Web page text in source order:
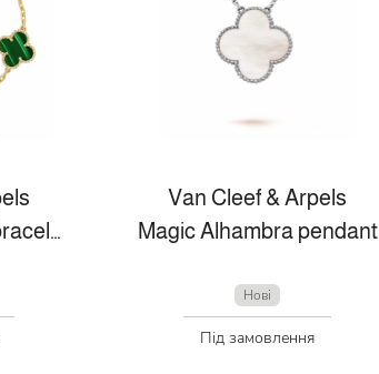
Vintage Alhambra bracelet, 5 motifs
Van Cleef & Arpels
Magic Alhambra pendant
Нові
Під замовлення